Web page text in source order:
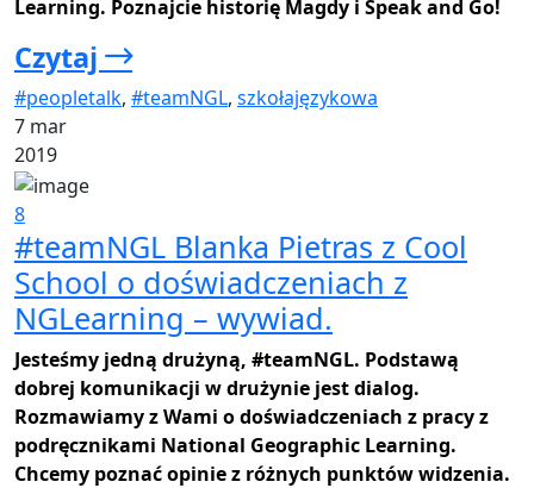
Learning. Poznajcie historię Magdy i Speak and Go!
Czytaj
#peopletalk, #teamNGL, szkołajęzykowa
7 mar
2019
8
#teamNGL Blanka Pietras z Cool
School o doświadczeniach z
NGLearning – wywiad.
Jesteśmy jedną drużyną, #teamNGL. Podstawą
dobrej komunikacji w drużynie jest dialog.
Rozmawiamy z Wami o doświadczeniach z pracy z
podręcznikami National Geographic Learning.
Chcemy poznać opinie z różnych punktów widzenia.